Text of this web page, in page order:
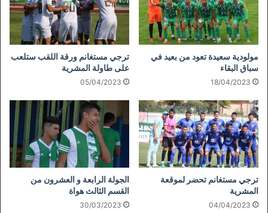
مولودية سعيدة تعود من بعيد في
سباق البقاء
18/04/2023
ترجي مستغانم ورقة اللقب ستلعب
على طاولة المشرية
05/04/2023
ترجي مستغانم تحضر لموقعة
المشرية
04/04/2023
الجولة الرابعة و العشرون من
القسم الثالث هواة
30/03/2023